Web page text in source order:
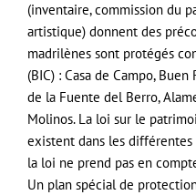
(inventaire, commission du
artistique) donnent des
madrilènes sont protégés
(BIC) : Casa de Campo,
de la Fuente del Berro,
Molinos. La loi sur le
existent dans les différentes
la loi ne prend pas en
Un plan spécial de